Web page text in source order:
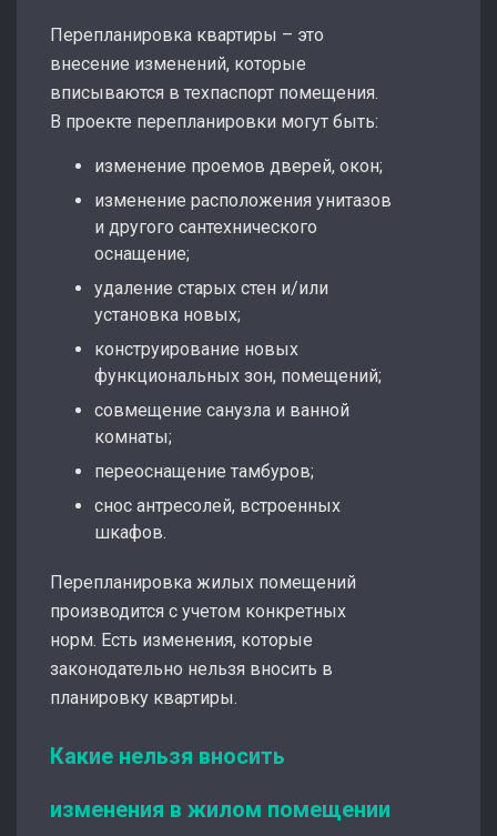
Перепланировка квартиры – это
внесение изменений, которые
вписываются в техпаспорт помещения.
В проекте перепланировки могут быть:
изменение проемов дверей, окон;
изменение расположения унитазов
и другого сантехнического
оснащение;
удаление старых стен и/или
установка новых;
конструирование новых
функциональных зон, помещений;
совмещение санузла и ванной
комнаты;
переоснащение тамбуров;
снос антресолей, встроенных
шкафов.
Перепланировка жилых помещений
производится с учетом конкретных
норм. Есть изменения, которые
законодательно нельзя вносить в
планировку квартиры.
Какие нельзя вносить
изменения в жилом помещении